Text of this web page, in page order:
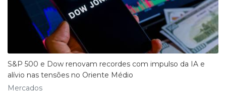
S&P 500 e Dow renovam recordes com impulso da IA e
alívio nas tensões no Oriente Médio
Mercados